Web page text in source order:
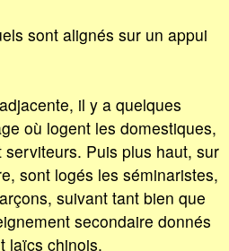
sont alignés sur un appui
il y a quelques
où logent les domestiques,
Puis plus haut, sur
sont logés les séminaristes,
suivant tant bien que
secondaire donnés
laïcs chinois.